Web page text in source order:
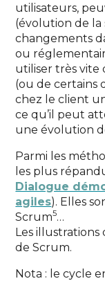
utilisateurs,
(évolution de la
changements
ou
utiliser très vite
(ou de certains
chez le client
ce qu’il peut
une évolution
Parmi les
les plus
Dialogue
agiles). Elles
Scrum5…
Les illustrations
de Scrum.
Nota : le cycle